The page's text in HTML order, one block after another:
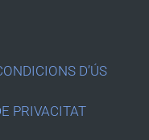
D’ÚS
PRIVACITAT